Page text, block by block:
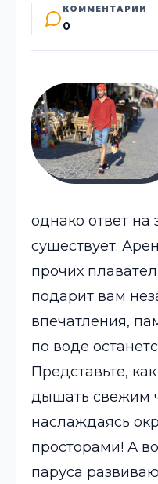
КОММЕНТАРИИ
0
однако ответ на
существует.
прочих
подарит вам
впечатления,
по воде
Представьте,
дышать свежим
наслаждаясь
просторами! А
паруса